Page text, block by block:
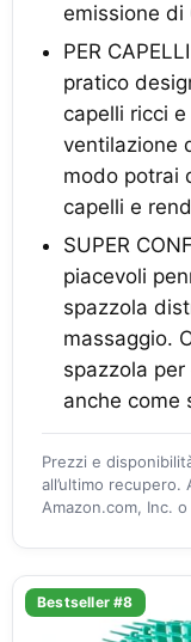
emissione di
PER
pratico
capelli ricci
ventilazione
modo potrai
capelli e
SUPER
piacevoli
spazzola
massaggio.
spazzola
anche come
Prezzi e
all’ultimo recupero.
Amazon.com, Inc.
Bestseller #8